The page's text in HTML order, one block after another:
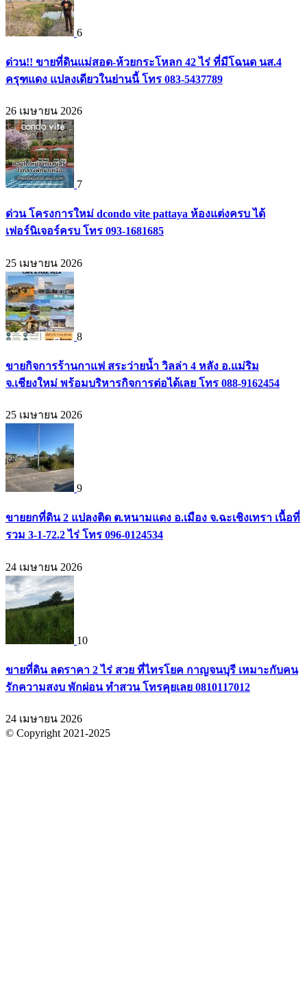
6
ด่วน!! ขายที่ดินแม่สอด-ห้วยกระโหลก 42 ไร่ ที่มีโฉนด นส.4
ครุฑแดง แปลงเดียวในย่านนี้ โทร 083-5437789
26 เมษายน 2026
7
ด่วน โครงการใหม่ dcondo vite pattaya ห้องแต่งครบ ได้
เฟอร์นิเจอร์ครบ โทร 093-1681685
25 เมษายน 2026
8
ขายกิจการร้านกาแฟ สระว่ายน้ำ วิลล่า 4 หลัง อ.แม่ริม
จ.เชียงใหม่ พร้อมบริหารกิจการต่อได้เลย โทร 088-9162454
25 เมษายน 2026
9
ขายยกที่ดิน 2 แปลงติด ต.หนามแดง อ.เมือง จ.ฉะเชิงเทรา เนื้อที่
รวม 3-1-72.2 ไร่ โทร 096-0124534
24 เมษายน 2026
10
ขายที่ดิน ลดราคา 2 ไร่ สวย ที่ไทรโยค กาญจนบุรี เหมาะกับคน
รักความสงบ พักผ่อน ทำสวน โทรคุยเลย 0810117012
24 เมษายน 2026
© Copyright 2021-2025